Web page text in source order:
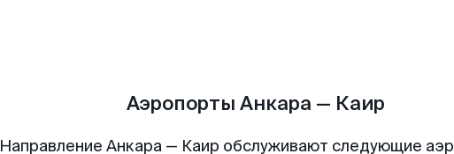
Аэропорты Анкара — Каир
Направление Анкара — Каир обслуживают следующие